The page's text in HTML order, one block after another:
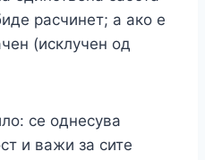
расчинет; а ако е
(исклучен од
се однесува
и важи за сите